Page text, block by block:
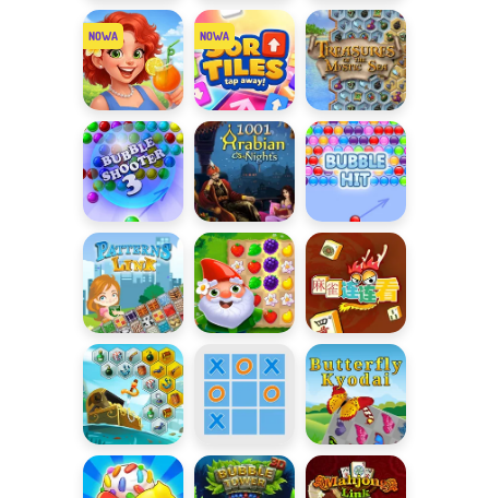
Mansion
Story Match
Fruit Match Lazy Dog
Merge
Lagoon
Sort Tiles
Skarby
Mistycznego
Morza
Bubble
Shooter
Baśnie z 1001
nocy
Bubble Hit
Połącz wzory
Mahjong
Connect
Skarby
Mistycznego
Kółko i
krzyżyk
Motyl Kyodai